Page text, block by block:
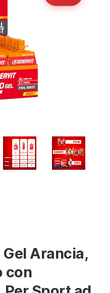
Arancia,
con